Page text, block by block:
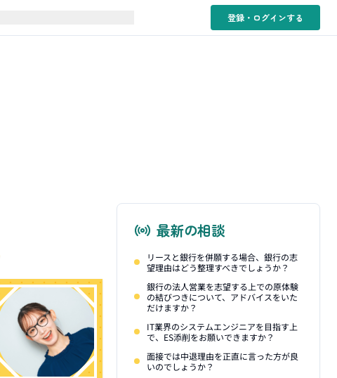
登録・ログインする
最新の相談
リースと銀行を併願する場合、銀行の志
望理由はどう整理すべきでしょうか？
銀行の法人営業を志望する上での原体験
の結びつきについて、アドバイスをいた
だけますか？
IT業界のシステムエンジニアを目指す上
で、ES添削をお願いできますか？
面接では中退理由を正直に言った方が良
いのでしょうか？